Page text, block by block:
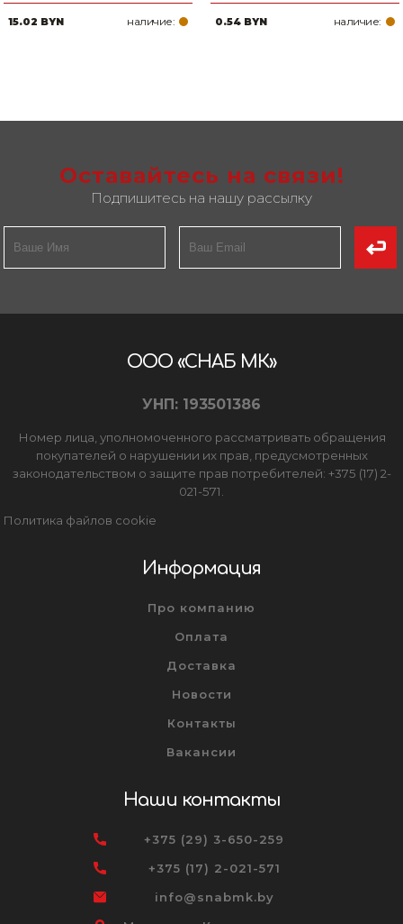
15.02 BYN наличие: 0.54 BYN наличие:
Оставайтесь на связи!
Подпишитесь на нашу рассылку
ООО «СНАБ МК»
УНП: 193501386
Номер лица, уполномоченного рассматривать обращения
покупателей о нарушении их прав, предусмотренных
законодательством о защите прав потребителей: +375 (17) 2-
021-571.
Политика файлов cookie
Информация
Про компанию
Оплата
Доставка
Новости
Контакты
Вакансии
Наши контакты
+375 (29) 3-650-259
+375 (17) 2-021-571
info@snabmk.by